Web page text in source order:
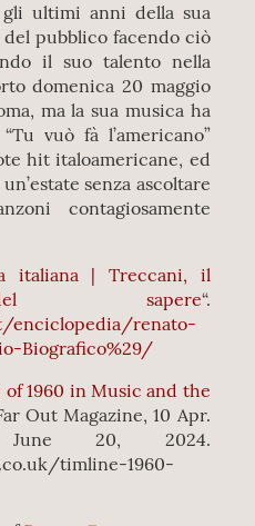
gli ultimi anni della sua
pubblico facendo ciò
il suo talento nella
domenica 20 maggio
ma la sua musica ha
vuò fà l’americano”
hit italoamericane, ed
senza ascoltare
contagiosamente
italiana | Treccani, il
sapere“.
enciclopedia/renato-
Biografico%29/
of 1960 in Music and the
Out Magazine, 10 Apr.
June 20, 2024.
timline-1960-